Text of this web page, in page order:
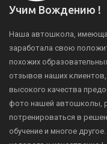
Учим Вождению !
Наша автошкола,
заработала свою
похожих
отзывов наших
высокого качества
фото нашей автошколы,
потренироваться в
обучение и многое